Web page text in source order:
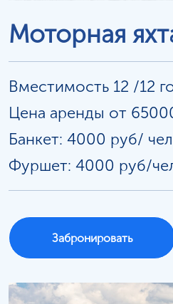
Моторная
Вместимость 12 /12
Цена аренды от
Банкет: 4000 руб/ чел
Фуршет: 4000 руб/
Забронировать